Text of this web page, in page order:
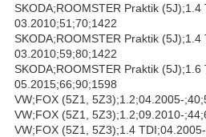
SKODA;ROOMSTER Praktik (5J);1.4
03.2010;51;70;1422
SKODA;ROOMSTER Praktik (5J);1.4
03.2010;59;80;1422
SKODA;ROOMSTER Praktik (5J);1.6
05.2015;66;90;1598
VW;FOX (5Z1, 5Z3);1.2;04.2005-
VW;FOX (5Z1, 5Z3);1.2;09.2010-
VW;FOX (5Z1, 5Z3);1.4